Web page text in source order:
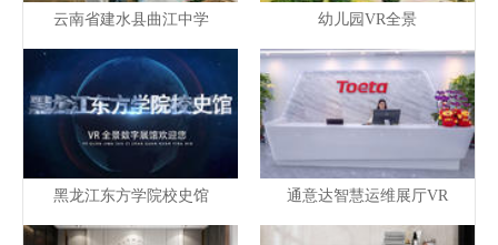
云南省建水县曲江中学 幼儿园VR全景
黑龙江东方学院校史馆 通意达智慧运维展厅VR